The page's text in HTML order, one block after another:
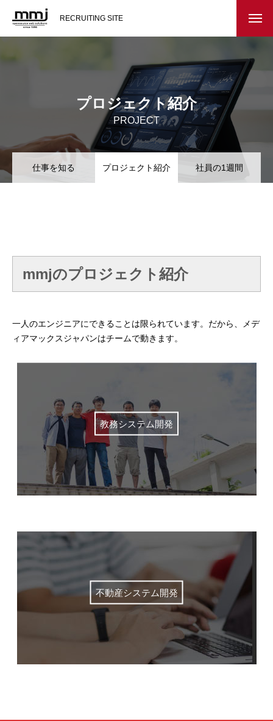
RECRUITING SITE
インタビュー
スタッフ紹介
プログラマーの1週間
デザイナーの1週間
フロントエンドエンジニア
【正社員】Webデザイナー
【業務委託】Webデザイナー
mmjテックブログ
mmjコーポレートサイト
個人情報取扱い方針 サイトマップ
プロジェクト紹介
PROJECT
仕事を知る プロジェクト紹介 社員の1週間
mmjのプロジェクト紹介
一人のエンジニアにできることは限られています。だから、メデ
ィアマックスジャパンはチームで動きます。
教務システム開発
不動産システム開発